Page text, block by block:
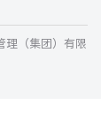
理（集团）有限